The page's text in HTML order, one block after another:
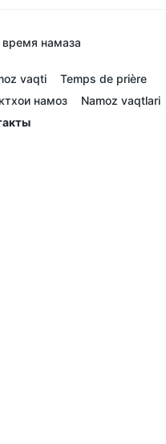
намаза
vaqti
Temps de prière
намоз
Namoz vaqtlari